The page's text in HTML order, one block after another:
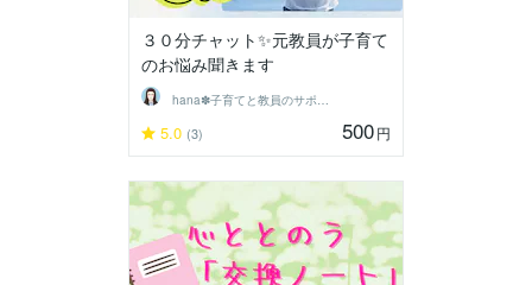
３０分チャット✨元教員が子育て
のお悩み聞きます
hana✽子育てと教員のサポーター
5.0 (3) 500円